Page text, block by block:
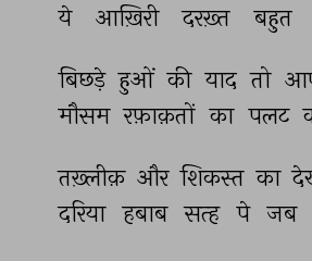
ये
आख़िरी दरख़्त बहुत
बिछड़े हुओं की याद तो
मौसम रफ़ाक़तों का पलट
तख़्लीक़ और शिकस्त का
दरिया हबाब सत्ह पे जब